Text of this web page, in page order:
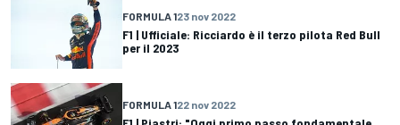
FORMULA 123 nov 2022
F1 | Ufficiale: Ricciardo è il terzo pilota Red Bull
per il 2023
FORMULA 122 nov 2022